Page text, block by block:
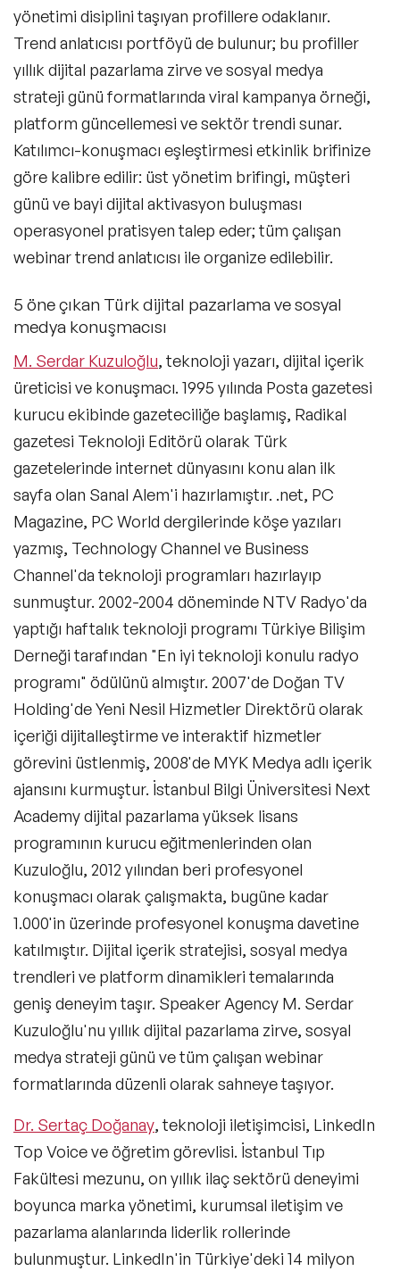
yönetimi disiplini taşıyan profillere odaklanır.
Trend anlatıcısı portföyü de bulunur; bu profiller
yıllık dijital pazarlama zirve ve sosyal medya
strateji günü formatlarında viral kampanya örneği,
platform güncellemesi ve sektör trendi sunar.
Katılımcı-konuşmacı eşleştirmesi etkinlik brifinize
göre kalibre edilir: üst yönetim brifingi, müşteri
günü ve bayi dijital aktivasyon buluşması
operasyonel pratisyen talep eder; tüm çalışan
webinar trend anlatıcısı ile organize edilebilir.
5 öne çıkan Türk dijital pazarlama ve sosyal
medya konuşmacısı
M. Serdar Kuzuloğlu, teknoloji yazarı, dijital içerik
üreticisi ve konuşmacı. 1995 yılında Posta gazetesi
kurucu ekibinde gazeteciliğe başlamış, Radikal
gazetesi Teknoloji Editörü olarak Türk
gazetelerinde internet dünyasını konu alan ilk
sayfa olan Sanal Alem'i hazırlamıştır. .net, PC
Magazine, PC World dergilerinde köşe yazıları
yazmış, Technology Channel ve Business
Channel'da teknoloji programları hazırlayıp
sunmuştur. 2002-2004 döneminde NTV Radyo'da
yaptığı haftalık teknoloji programı Türkiye Bilişim
Derneği tarafından "En iyi teknoloji konulu radyo
programı" ödülünü almıştır. 2007'de Doğan TV
Holding'de Yeni Nesil Hizmetler Direktörü olarak
içeriği dijitalleştirme ve interaktif hizmetler
görevini üstlenmiş, 2008'de MYK Medya adlı içerik
ajansını kurmuştur. İstanbul Bilgi Üniversitesi Next
Academy dijital pazarlama yüksek lisans
programının kurucu eğitmenlerinden olan
Kuzuloğlu, 2012 yılından beri profesyonel
konuşmacı olarak çalışmakta, bugüne kadar
1.000'in üzerinde profesyonel konuşma davetine
katılmıştır. Dijital içerik stratejisi, sosyal medya
trendleri ve platform dinamikleri temalarında
geniş deneyim taşır. Speaker Agency M. Serdar
Kuzuloğlu'nu yıllık dijital pazarlama zirve, sosyal
medya strateji günü ve tüm çalışan webinar
formatlarında düzenli olarak sahneye taşıyor.
Dr. Sertaç Doğanay, teknoloji iletişimcisi, LinkedIn
Top Voice ve öğretim görevlisi. İstanbul Tıp
Fakültesi mezunu, on yıllık ilaç sektörü deneyimi
boyunca marka yönetimi, kurumsal iletişim ve
pazarlama alanlarında liderlik rollerinde
bulunmuştur. LinkedIn'in Türkiye'deki 14 milyon
Gelecek & Fütürizm Konuşmacıları
Dijital Pazarlama ve Sosyal Medya
Konuşmacıları
Seyahat Konuşmacıları
Satış Konuşmacıları
İkna & Müzakere Sanatı Konuşmacıları
Ebeveynlik Konuşmacıları
Wellness Konuşmacıları
Spor Konuşmacıları
Konuşmacıları
İş Hayatı 101 Konuşmacıları
Astroloji Konuşmacıları
Storytelling Konuşmacıları
Çevre & Enerji Konuşmacıları
Kuşak Konuşmacıları
Müzik Konuşmacıları
Tarih Konuşmacıları
Teknoloji & Trendler Konuşmacıları
İlham Veren Kadın Konuşmacılar
Eğitim Konuşmacıları
Blockchain ve Kripto Para Konuşmacıları
Design Thinking Konuşmacıları
Future of Work Konuşmacıları
Perakende Konuşmacıları
Gastronomi Konuşmacıları
E-Ticaret Konuşmacıları
Metaverse ve Web 3.0 Konuşmacıları
NFT ve Sanat Konuşmacıları
Felsefe & Yeni İnsan Halleri Konuşmacıları
Siber Güvenlik Konuşmacıları